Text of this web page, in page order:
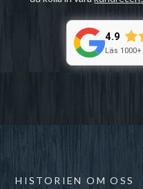
4.9
Läs
HISTORIEN OM OSS